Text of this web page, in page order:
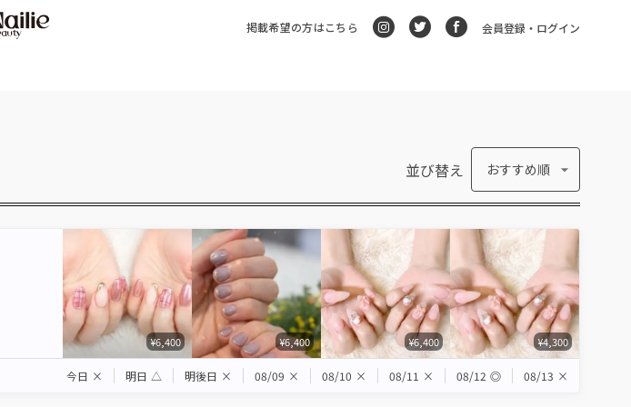
掲載希望の方はこちら 会員登録・ログイン
並び替え おすすめ順
¥6,400 ¥6,400 ¥6,400 ¥4,300
今日 × 明日 △ 明後日 × 08/09 × 08/10 × 08/11 × 08/12 ◎ 08/13 ×